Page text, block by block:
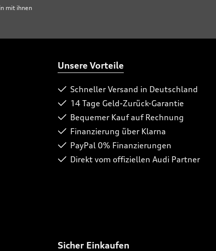
mit ihnen
Unsere Vorteile
Schneller Versand in Deutschland
14 Tage Geld-Zurück-Garantie
Bequemer Kauf auf Rechnung
Finanzierung über Klarna
PayPal 0% Finanzierungen
Direkt vom offiziellen Audi Partner
Sicher Einkaufen